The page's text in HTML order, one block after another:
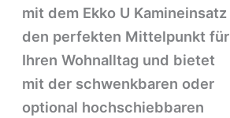
mit dem Ekko U Kamineinsatz
den perfekten Mittelpunkt für
Ihren Wohnalltag und bietet
mit der schwenkbaren oder
optional hochschiebbaren